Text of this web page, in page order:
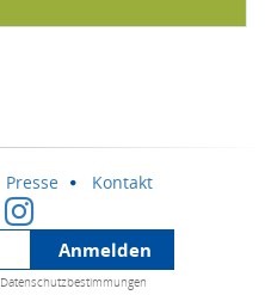
Presse Kontakt
Anmelden
Datenschutzbestimmungen